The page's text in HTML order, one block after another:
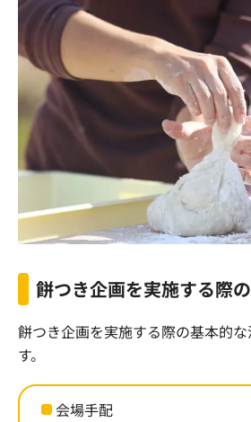
餅つき企画を実施する際
餅つき企画を実施する際の基本的
す。
会場手配